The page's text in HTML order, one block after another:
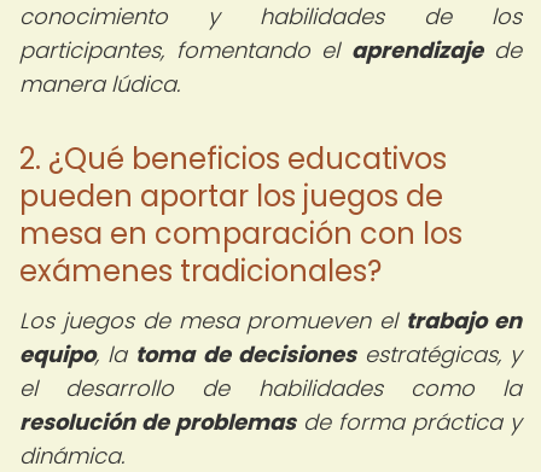
conocimiento y habilidades de los
participantes, fomentando el aprendizajede
manera lúdica.
2. ¿Qué beneficios educativos
pueden aportar los juegos de
mesa en comparación con los
exámenes tradicionales?
Los juegos de mesa promueven el trabajo en
equipo, la toma de decisionesestratégicas, y
el desarrollo de habilidades como la
resolución de problemasde forma práctica y
dinámica.